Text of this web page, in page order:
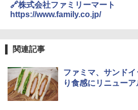
🔗株式会社ファミリーマート
https://www.family.co.jp/
関連記事
ファミマ、サンド
り食感にリニューア